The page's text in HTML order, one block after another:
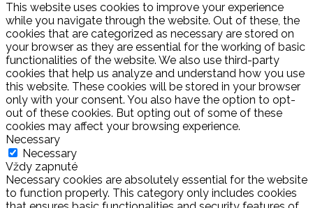
This website uses cookies to improve your experience
while you navigate through the website. Out of these, the
cookies that are categorized as necessary are stored on
your browser as they are essential for the working of basic
functionalities of the website. We also use third-party
cookies that help us analyze and understand how you use
this website. These cookies will be stored in your browser
only with your consent. You also have the option to opt-
out of these cookies. But opting out of some of these
cookies may affect your browsing experience.
Necessary
Necessary
Vždy zapnuté
Necessary cookies are absolutely essential for the website
to function properly. This category only includes cookies